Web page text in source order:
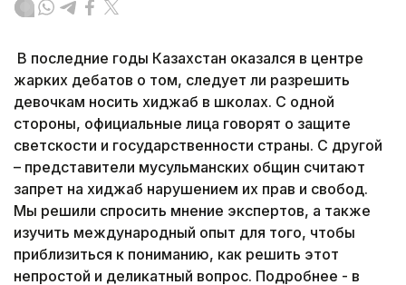
В последние годы Казахстан оказался в центре
жарких дебатов о том, следует ли разрешить
девочкам носить хиджаб в школах. С одной
стороны, официальные лица говорят о защите
светскости и государственности страны. С другой
– представители мусульманских общин считают
запрет на хиджаб нарушением их прав и свобод.
Мы решили спросить мнение экспертов, а также
изучить международный опыт для того, чтобы
приблизиться к пониманию, как решить этот
непростой и деликатный вопрос. Подробнее - в